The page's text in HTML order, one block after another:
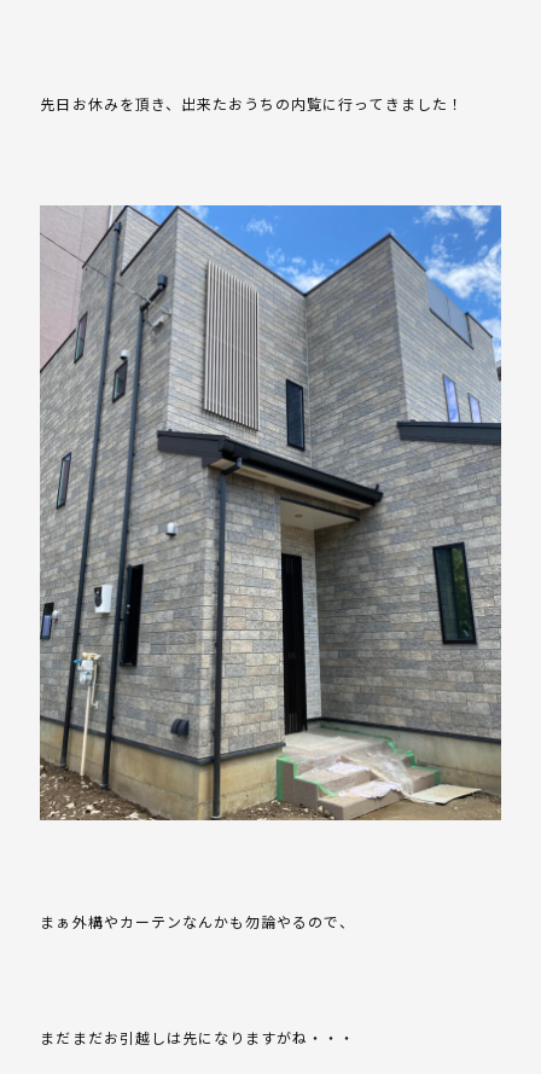
先日お休みを頂き、出来たおうちの内覧に行ってきました！
まぁ外構やカーテンなんかも勿論やるので、
まだまだお引越しは先になりますがね・・・